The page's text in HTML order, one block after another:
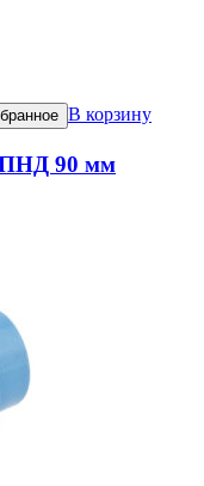
В корзину
90 мм